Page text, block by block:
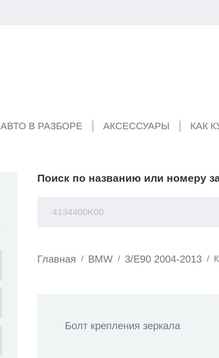
АВТО В РАЗБОРЕ АКСЕССУАРЫ КАК
Поиск по названию или номеру
Главная / BMW / 3/E90 2004-2013 /
Болт крепления зеркала